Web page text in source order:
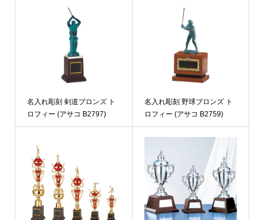
名入れ彫刻 剣道ブロンズ ト
ロフィー (アサコ B2797)
名入れ彫刻 野球ブロンズ ト
ロフィー (アサコ B2759)